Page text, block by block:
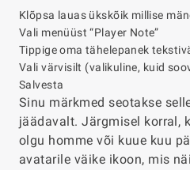
Klõpsa lauas ükskõik millise
Vali menüüst “Player Note”
Tippige oma tähelepanek
Vali värvisilt (valikuline, kuid
Salvesta
Sinu märkmed seotakse
jäädavalt. Järgmisel korral,
olgu homme või kuue kuu
avatarile väike ikoon, mis